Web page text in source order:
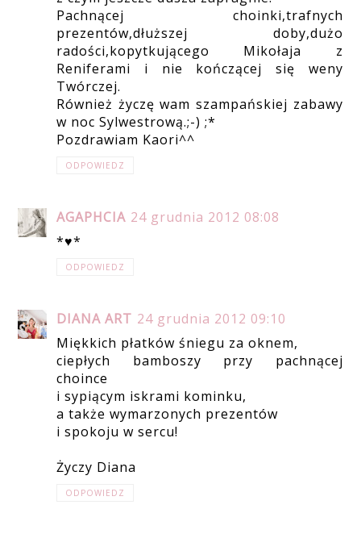
Pachnącej choinki,trafnych
prezentów,dłuższej doby,dużo
radości,kopytkującego Mikołaja z
Reniferami i nie kończącej się weny
Twórczej.
Również życzę wam szampańskiej zabawy
w noc Sylwestrową.;-) ;*
Pozdrawiam Kaori^^
ODPOWIEDZ
AGAPHCIA 24 grudnia 2012 08:08
*♥*
ODPOWIEDZ
DIANA ART 24 grudnia 2012 09:10
Miękkich płatków śniegu za oknem,
ciepłych bamboszy przy pachnącej
choince
i sypiącym iskrami kominku,
a także wymarzonych prezentów
i spokoju w sercu!
Życzy Diana
ODPOWIEDZ